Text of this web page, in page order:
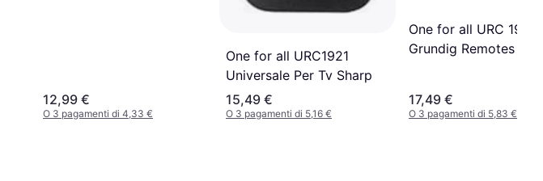
12,99 €
O 3 pagamenti di 4,33 €
One for all URC1921
Universale Per Tv Sharp
15,49 €
O 3 pagamenti di 5,16 €
One for all URC 1915
Grundig Remotes
17,49 €
O 3 pagamenti di 5,83 €